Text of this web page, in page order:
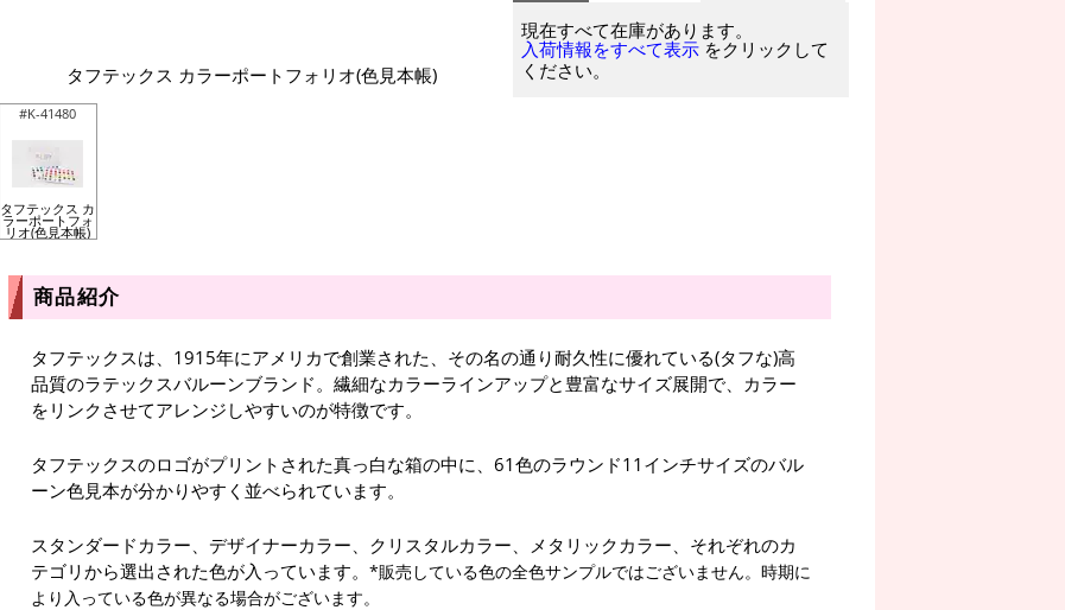
タフテックス カラーポートフォリオ(色見本帳)
#K-41480
タフテックス カ
ラーポートフォ
リオ(色見本帳)
現在すべて在庫があります。
入荷情報をすべて表示 をクリックして
ください。
商品紹介
タフテックスは、1915年にアメリカで創業された、その名の通り耐久性に優れている(タフな)高
品質のラテックスバルーンブランド。繊細なカラーラインアップと豊富なサイズ展開で、カラー
をリンクさせてアレンジしやすいのが特徴です。
タフテックスのロゴがプリントされた真っ白な箱の中に、61色のラウンド11インチサイズのバル
ーン色見本が分かりやすく並べられています。
スタンダードカラー、デザイナーカラー、クリスタルカラー、メタリックカラー、それぞれのカ
テゴリから選出された色が入っています。 *販売している色の全色サンプルではございません。時期に
より入っている色が異なる場合がございます。